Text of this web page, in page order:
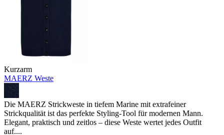
Kurzarm
MAERZ Weste
Die MAERZ Strickweste in tiefem Marine mit extrafeiner
Strickqualität ist das perfekte Styling-Tool für modernen Mann.
Elegant, praktisch und zeitlos – diese Weste wertet jedes Outfit
auf....